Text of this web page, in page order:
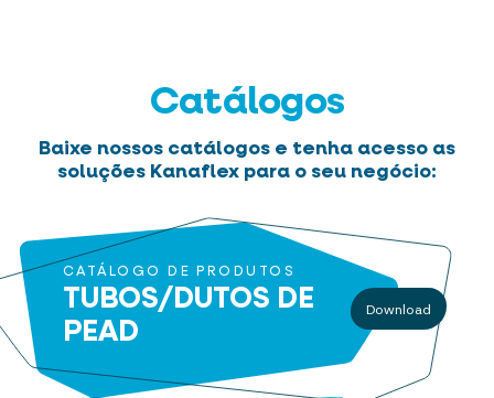
Catálogos
Baixe nossos catálogos e tenha acesso as
soluções Kanaflex para o seu negócio:
CATÁLOGO DE PRODUTOS
TUBOS/DUTOS DE
PEAD
Download